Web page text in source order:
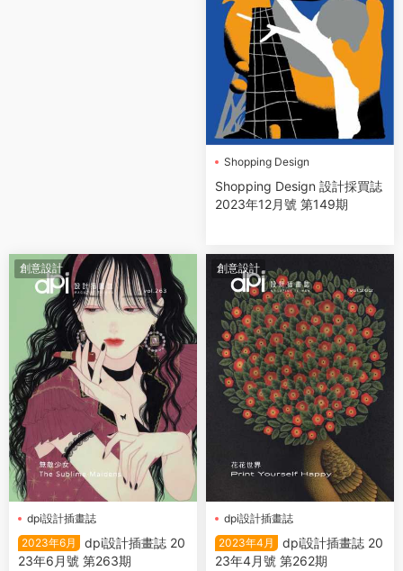
Shopping Design
Shopping Design 設計採買誌
2023年12月號 第149期
創意設計
dpi設計插畫誌
2023年6月
dpi設計插畫誌 20
23年6月號 第263期
創意設計
dpi設計插畫誌
2023年4月
dpi設計插畫誌 20
23年4月號 第262期